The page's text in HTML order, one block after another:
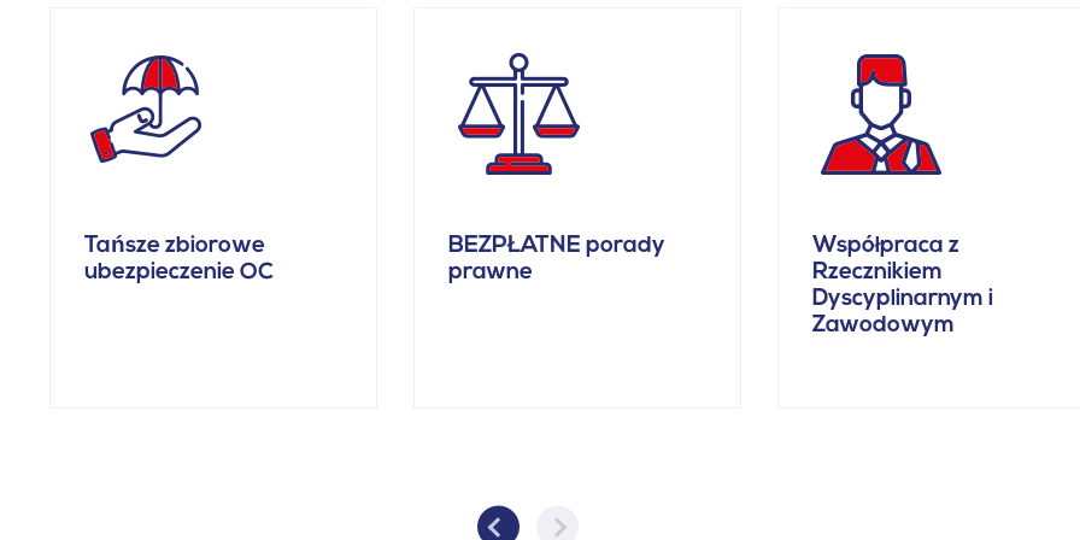
Tańsze zbiorowe
ubezpieczenie OC
BEZPŁATNE porady
prawne
Współpraca z
Rzecznikiem
Dyscyplinarnym i
Zawodowym